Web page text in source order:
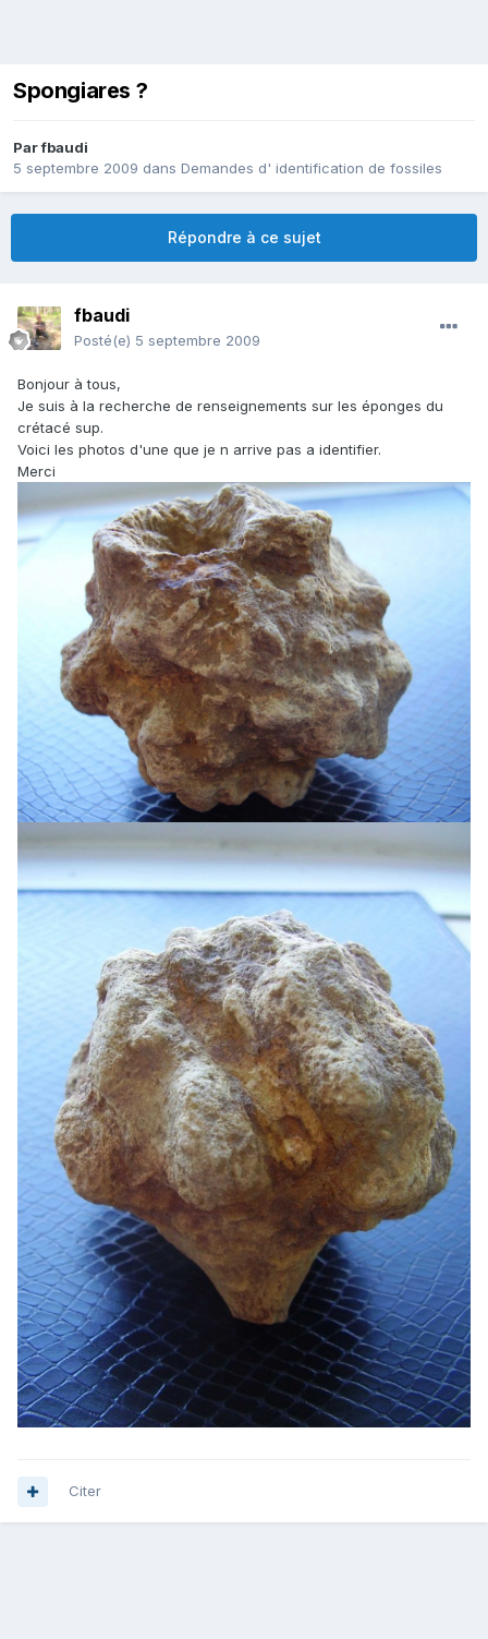
Spongiares ?
Parfbaudi
5 septembre 2009 dans Demandes d' identification de fossiles
Répondre à ce sujet
fbaudi
Posté(e) 5 septembre 2009
Bonjour à tous,
Je suis à la recherche de renseignements sur les éponges du
crétacé sup.
Voici les photos d'une que je n arrive pas a identifier.
Merci
Citer